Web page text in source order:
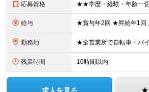
応募資格
給与
勤務地
残業時間 10時間以内